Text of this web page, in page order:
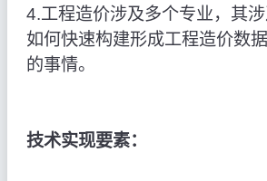
4.工程造价涉及多个专业，其涉
如何快速构建形成工程造价数
的事情。
技术实现要素：